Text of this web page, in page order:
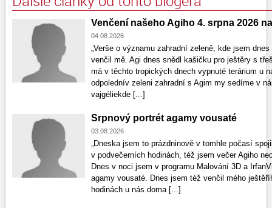
Venčení našeho Agiho 4. srpna 2026
04.08.2026
„Verše o významu zahradní zeleně, kde jsem
venčil mě. Agi dnes snědl kašičku pro ještěry s
má v těchto tropických dnech vypnuté terárium u
odpolednív zeleni zahradní s Agim my sedíme v
vajgéliekde [...]
Srpnový portrét agamy vousaté
03.08.2026
„Dneska jsem to prázdninově v tomhle počasí
v podvečerních hodinách, též jsem večer Agiho
Dnes v noci jsem v programu Malování 3D a
agamy vousaté. Dnes jsem též venčil mého
hodinách u nás doma [...]